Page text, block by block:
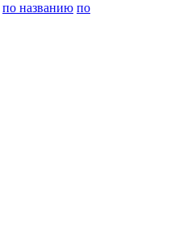
по названию по